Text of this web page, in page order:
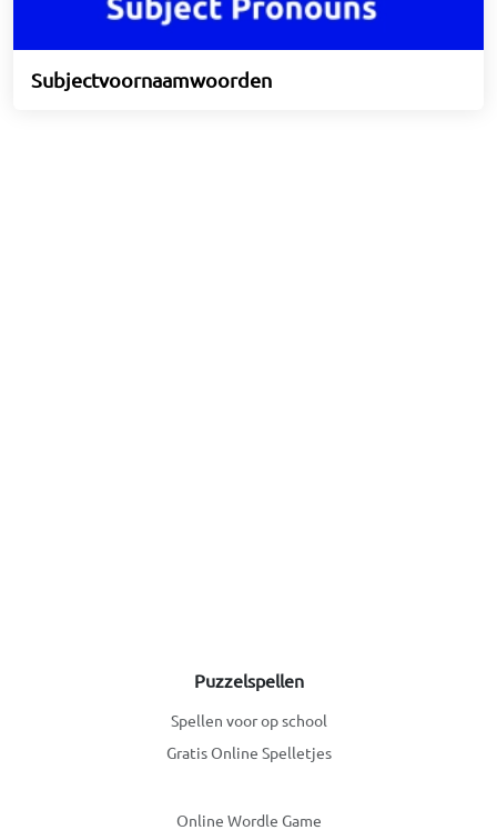
Subjectvoornaamwoorden
Puzzelspellen
Spellen voor op school
Gratis Online Spelletjes
Online Wordle Game